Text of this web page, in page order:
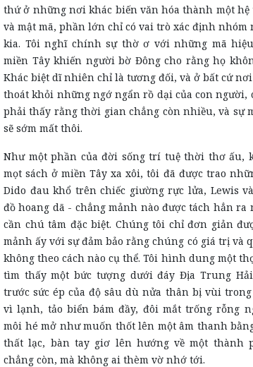
thứ ở những nơi khác biến văn hóa thành một
và mật mã, phần lớn chỉ có vai trò xác định nhóm
kia. Tôi nghĩ chính sự thờ ơ với những mã
miền Tây khiến người bờ Đông cho rằng họ
Khác biệt dĩ nhiên chỉ là tương đối, và ở bất cứ
thoát khỏi những ngớ ngẩn rồ dại của con người,
phải thấy rằng thời gian chẳng còn nhiều, và sự
sẽ sớm mất thôi.
Như một phần của đời sống trí tuệ thời thơ ấu,
mọt sách ở miền Tây xa xôi, tôi đã được trao
Dido đau khổ trên chiếc giường rực lửa, Lewis
đồ hoang dã - chẳng mảnh nào được tách hẳn ra
cần chú tâm đặc biệt. Chúng tôi chỉ đơn giản
mảnh ấy với sự đảm bảo rằng chúng có giá trị và
không theo cách nào cụ thể. Tôi hình dung một
tìm thấy một bức tượng dưới đáy Địa Trung
trước sức ép của độ sâu dù nửa thân bị vùi trong
vì lạnh, tảo biển bám đầy, đôi mắt trống rỗng
môi hé mở như muốn thốt lên một âm thanh
thất lạc, bàn tay giơ lên hướng về một thành
chẳng còn, mà không ai thèm vờ nhớ tới.